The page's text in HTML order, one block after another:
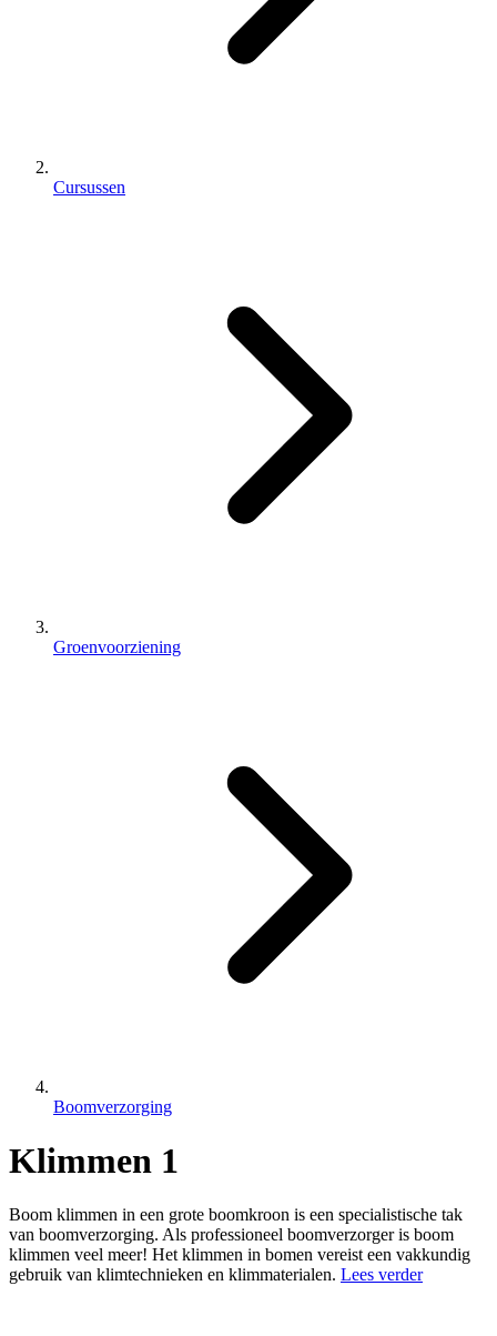
Cursussen
Groenvoorziening
Boomverzorging
Klimmen 1
Boom klimmen in een grote boomkroon is een specialistische tak
van boomverzorging. Als professioneel boomverzorger is boom
klimmen veel meer! Het klimmen in bomen vereist een vakkundig
gebruik van klimtechnieken en klimmaterialen. Lees verder